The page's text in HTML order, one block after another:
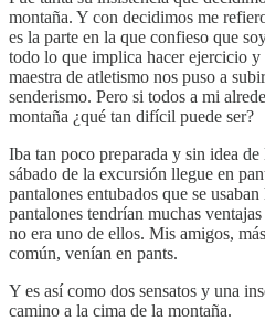
montaña. Y con decidimos me
es la parte en la que confieso que
todo lo que implica hacer ejercicio
maestra de atletismo nos puso a
senderismo. Pero si todos a mi
montaña ¿qué tan difícil puede ser?
Iba tan poco preparada y sin idea de
sábado de la excursión llegue en
pantalones entubados que se
pantalones tendrían muchas
no era uno de ellos. Mis amigos,
común, venían en pants.
Y es así como dos sensatos y una
camino a la cima de la montaña.